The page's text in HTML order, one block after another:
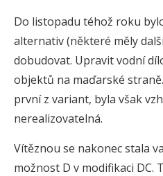
Do listopadu téhož roku
alternativ (některé měly
dobudovat. Upravit vodní
objektů na maďarské
první z variant, byla však
nerealizovatelná.
Vítěznou se nakonec stala
možnost D v modifikaci DC.